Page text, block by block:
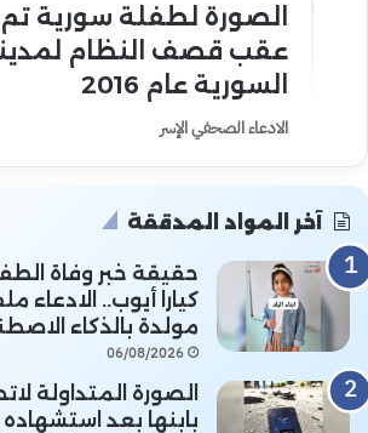
الصورة لطفلة سورية تم
عقب قصف النظام
السورية عام 2016
الادعاء الصحفي الإسر
آخر المواد المدققة
حقيقة خبر وفاة
كيارا أيوب.. الادعاء
مولدة بالذكاء
06/08/2026
الصورة المتداولة
بابنها بعد